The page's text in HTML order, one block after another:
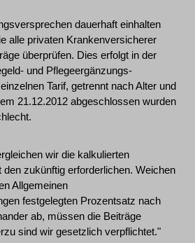
dauerhaft einhalten
alle privaten Krankenversicherer
überprüfen. Dies erfolgt in der
und Pflegeergänzungs-
Tarif, getrennt nach Alter und
21.12.2012 abgeschlossen wurden
wir die kalkulierten
zukünftig erforderlichen. Weichen
Allgemeinen
festgelegten Prozentsatz nach
ab, müssen die Beiträge
sind wir gesetzlich verpflichtet."